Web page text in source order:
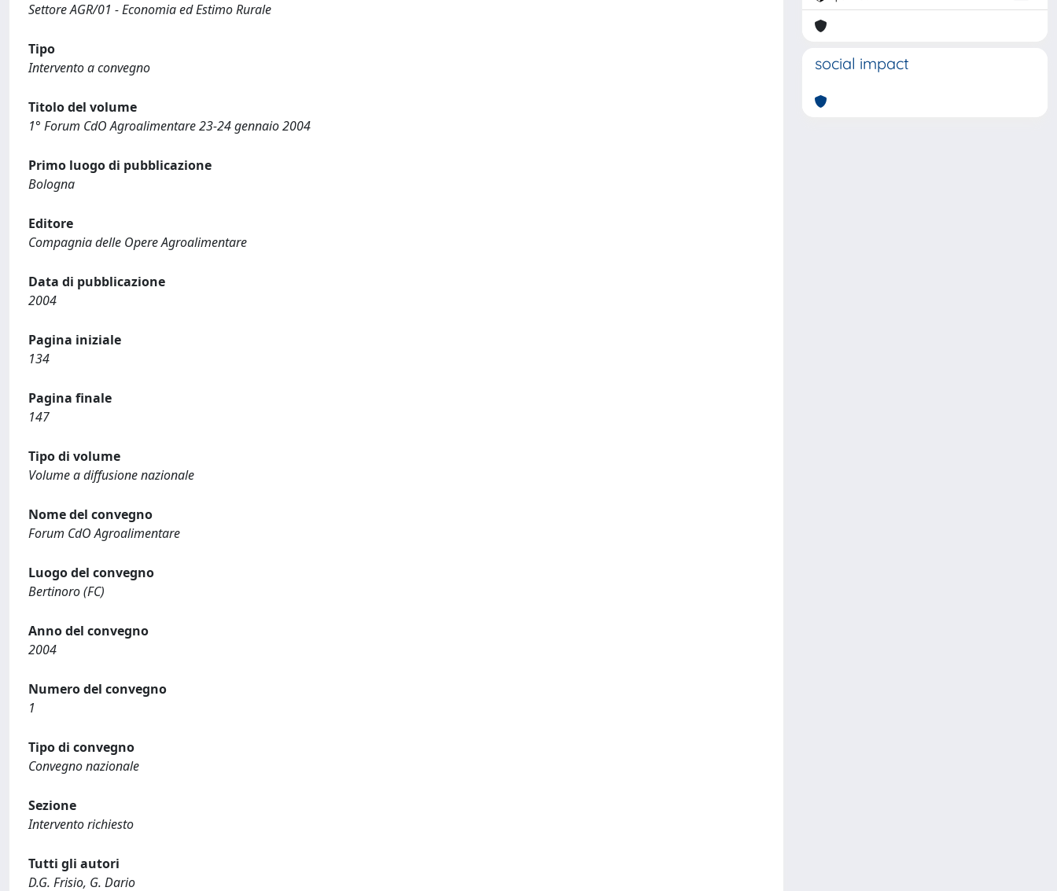
Settore AGR/01 - Economia ed Estimo Rurale
Tipo
Intervento a convegno
Titolo del volume
1° Forum CdO Agroalimentare 23-24 gennaio 2004
Primo luogo di pubblicazione
Bologna
Editore
Compagnia delle Opere Agroalimentare
Data di pubblicazione
2004
Pagina iniziale
134
Pagina finale
147
Tipo di volume
Volume a diffusione nazionale
Nome del convegno
Forum CdO Agroalimentare
Luogo del convegno
Bertinoro (FC)
Anno del convegno
2004
Numero del convegno
1
Tipo di convegno
Convegno nazionale
Sezione
Intervento richiesto
Tutti gli autori
D.G. Frisio, G. Dario
social impact